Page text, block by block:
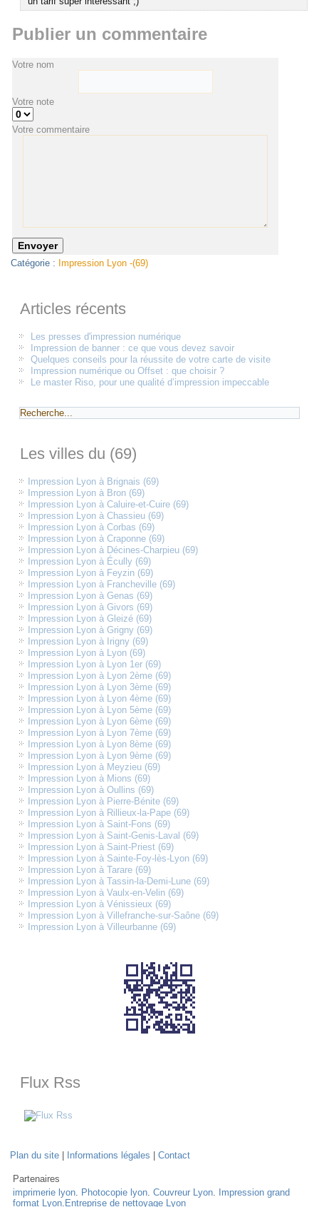
Publier un commentaire
Votre nom
Votre note
Votre commentaire
Catégorie : Impression Lyon -(69)
Articles récents
Les presses d'impression numérique
Impression de banner : ce que vous devez savoir
Quelques conseils pour la réussite de votre carte de visite
Impression numérique ou Offset : que choisir ?
Le master Riso, pour une qualité d’impression impeccable
Les villes du (69)
Impression Lyon à Brignais (69)
Impression Lyon à Bron (69)
Impression Lyon à Caluire-et-Cuire (69)
Impression Lyon à Chassieu (69)
Impression Lyon à Corbas (69)
Impression Lyon à Craponne (69)
Impression Lyon à Décines-Charpieu (69)
Impression Lyon à Écully (69)
Impression Lyon à Feyzin (69)
Impression Lyon à Francheville (69)
Impression Lyon à Genas (69)
Impression Lyon à Givors (69)
Impression Lyon à Gleizé (69)
Impression Lyon à Grigny (69)
Impression Lyon à Irigny (69)
Impression Lyon à Lyon (69)
Impression Lyon à Lyon 1er (69)
Impression Lyon à Lyon 2ème (69)
Impression Lyon à Lyon 3ème (69)
Impression Lyon à Lyon 4ème (69)
Impression Lyon à Lyon 5ème (69)
Impression Lyon à Lyon 6ème (69)
Impression Lyon à Lyon 7ème (69)
Impression Lyon à Lyon 8ème (69)
Impression Lyon à Lyon 9ème (69)
Impression Lyon à Meyzieu (69)
Impression Lyon à Mions (69)
Impression Lyon à Oullins (69)
Impression Lyon à Pierre-Bénite (69)
Impression Lyon à Rillieux-la-Pape (69)
Impression Lyon à Saint-Fons (69)
Impression Lyon à Saint-Genis-Laval (69)
Impression Lyon à Saint-Priest (69)
Impression Lyon à Sainte-Foy-lès-Lyon (69)
Impression Lyon à Tarare (69)
Impression Lyon à Tassin-la-Demi-Lune (69)
Impression Lyon à Vaulx-en-Velin (69)
Impression Lyon à Vénissieux (69)
Impression Lyon à Villefranche-sur-Saône (69)
Impression Lyon à Villeurbanne (69)
Flux Rss
Plan du site Informations légales |Contact
Partenaires
imprimerie lyon. Photocopie lyon. Couvreur Lyon.
Impression grand
format Lyon. Entreprise de nettoyage Lyon